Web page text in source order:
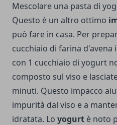
Mescolare una pasta di
Questo è un altro ottimo
può fare in casa. Per
cucchiaio di farina d'avena
con 1 cucchiaio di yogurt
composto sul viso e
minuti. Questo impacco
impurità dal viso e a
idratata. Lo yogurt è noto